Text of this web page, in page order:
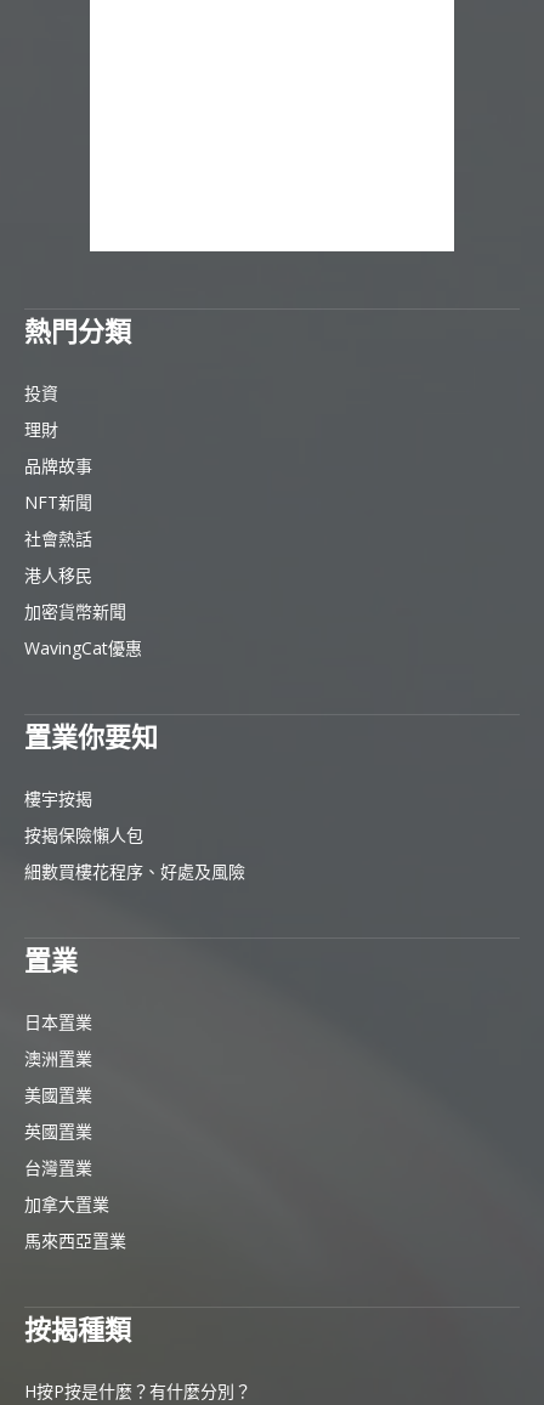
熱門分類
投資
理財
品牌故事
NFT新聞
社會熱話
港人移民
加密貨幣新聞
WavingCat優惠
置業你要知
樓宇按揭
按揭保險懶人包
細數買樓花程序、好處及風險
置業
日本置業
澳洲置業
美國置業
英國置業
台灣置業
加拿大置業
馬來西亞置業
按揭種類
H按P按是什麼？有什麼分別？